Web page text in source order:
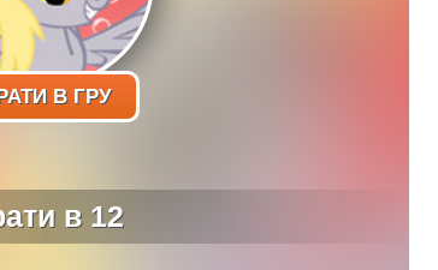
В ГРУ
в 12